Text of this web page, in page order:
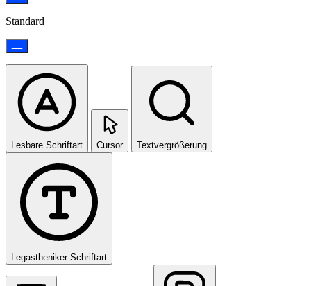
Standard
Lesbare Schriftart Cursor Textvergrößerung
Legastheniker-Schriftart